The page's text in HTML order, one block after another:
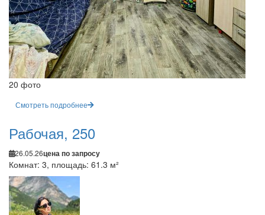
20 фото
Смотреть подробнее
Рабочая, 250
26.05.26цена по запросу
Комнат: 3, площадь: 61.3 м²